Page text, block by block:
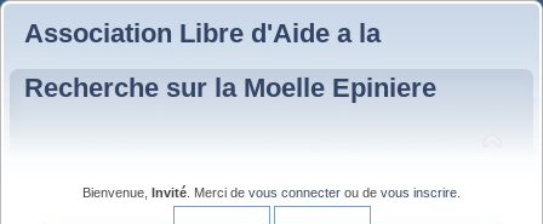
Association Libre d'Aide a la
Recherche sur la Moelle Epiniere
Bienvenue, Invité . Merci de vous connecter ou de vous inscrire